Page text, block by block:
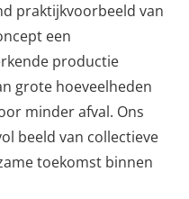
praktijkvoorbeeld van
een
productie
grote hoeveelheden
minder afval. Ons
beeld van collectieve
toekomst binnen